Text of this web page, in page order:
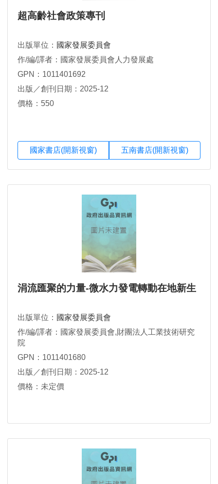
超高齡社會政策專刊
出版單位： 國家發展委員會
作/編/譯者：國家發展委員會人力發展處
GPN：1011401692
出版／創刊日期：2025-12
價格：550
國家書店(開新視窗) 五南書店(開新視窗)
涓流匯聚的力量-微水力發電轉動在地新生
出版單位： 國家發展委員會
作/編/譯者：國家發展委員會,財團法人工業技術研究
院
GPN：1011401680
出版／創刊日期：2025-12
價格：未定價